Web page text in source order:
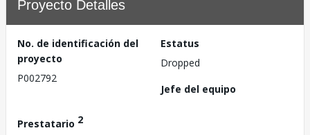
Proyecto Detalles
No. de identificación del
proyecto
P002792
Estatus
Dropped
Jefe del equipo
Prestatario 2